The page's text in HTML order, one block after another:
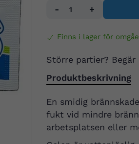
- +
Finns i lager för
Större partier?
Produktbeskrivning
En smidig
fukt vid mindre
arbetsplatsen eller